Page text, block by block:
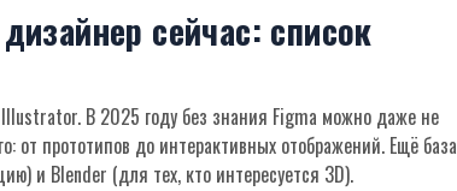
сейчас: список
В 2025 году без знания Figma можно даже не
от прототипов до интерактивных отображений. Ещё база
и Blender (для тех, кто интересуется 3D).